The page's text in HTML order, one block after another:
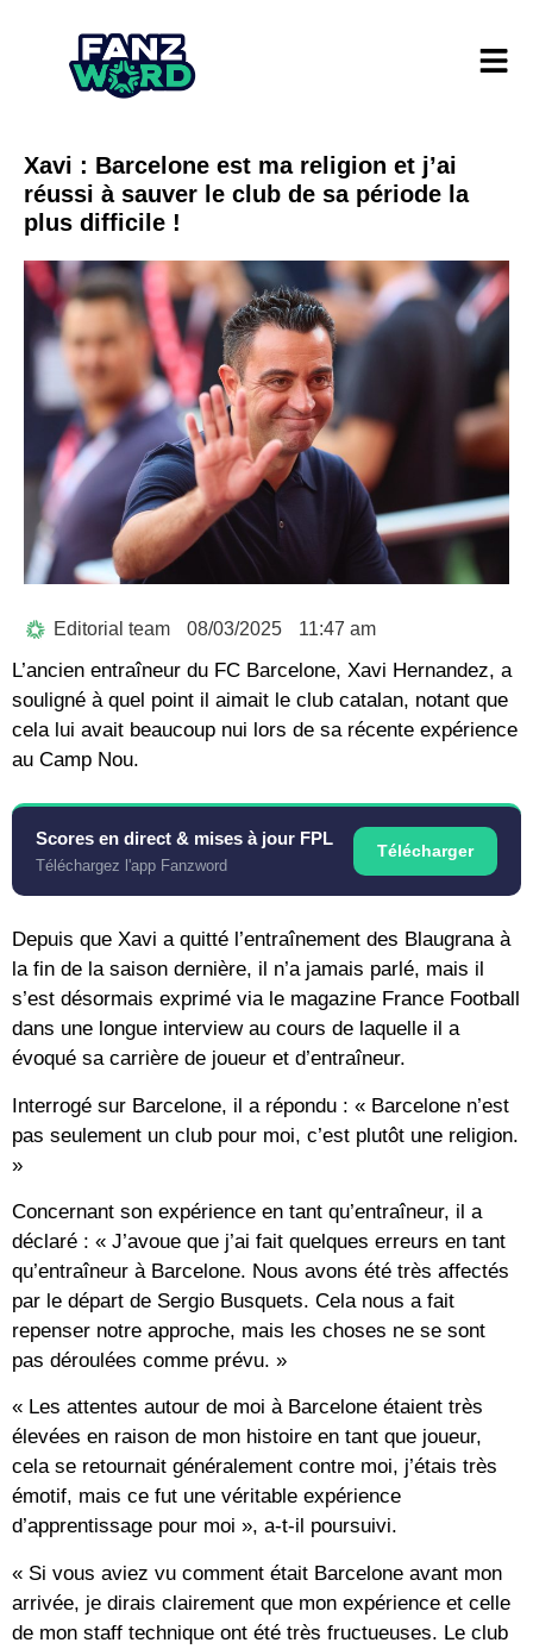
Xavi : Barcelone est ma religion et j’ai
réussi à sauver le club de sa période la
plus difficile !
Editorial team 08/03/2025 11:47 am
L’ancien entraîneur du FC Barcelone, Xavi Hernandez, a
souligné à quel point il aimait le club catalan, notant que
cela lui avait beaucoup nui lors de sa récente expérience
au Camp Nou.
Scores en direct & mises à jour FPL
Téléchargez l'app Fanzword
Télécharger
Depuis que Xavi a quitté l’entraînement des Blaugrana à
la fin de la saison dernière, il n’a jamais parlé, mais il
s’est désormais exprimé via le magazine France Football
dans une longue interview au cours de laquelle il a
évoqué sa carrière de joueur et d’entraîneur.
Interrogé sur Barcelone, il a répondu : « Barcelone n’est
pas seulement un club pour moi, c’est plutôt une religion.
»
Concernant son expérience en tant qu’entraîneur, il a
déclaré : « J’avoue que j’ai fait quelques erreurs en tant
qu’entraîneur à Barcelone. Nous avons été très affectés
par le départ de Sergio Busquets. Cela nous a fait
repenser notre approche, mais les choses ne se sont
pas déroulées comme prévu. »
« Les attentes autour de moi à Barcelone étaient très
élevées en raison de mon histoire en tant que joueur,
cela se retournait généralement contre moi, j’étais très
émotif, mais ce fut une véritable expérience
d’apprentissage pour moi », a-t-il poursuivi.
« Si vous aviez vu comment était Barcelone avant mon
arrivée, je dirais clairement que mon expérience et celle
de mon staff technique ont été très fructueuses. Le club